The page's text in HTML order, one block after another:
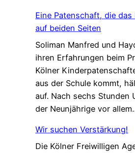
Eine Patenschaft, die
auf beiden Seiten
Soliman Manfred und
ihren Erfahrungen beim
Kölner
aus der Schule kommt,
auf. Nach sechs Stunden
der Neunjährige vor
Wir suchen Verstärkung!
Die Kölner Freiwilligen